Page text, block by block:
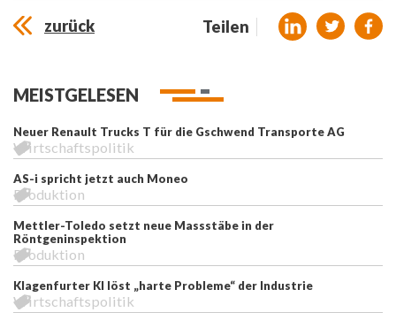
zurück Teilen
MEISTGELESEN
Neuer Renault Trucks T für die Gschwend Transporte AG
Wirtschaftspolitik
AS-i spricht jetzt auch Moneo
Produktion
Mettler-Toledo setzt neue Massstäbe in der
Röntgeninspektion
Produktion
Klagenfurter KI löst „harte Probleme“ der Industrie
Wirtschaftspolitik